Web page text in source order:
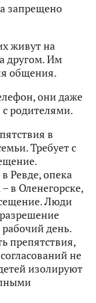
запрещено
живут на
другом. Им
общения.
они даже
родителями.
в
Требует с
Ревде, опека
в Оленегорске,
Люди
день.
препятствия,
не
изолируют